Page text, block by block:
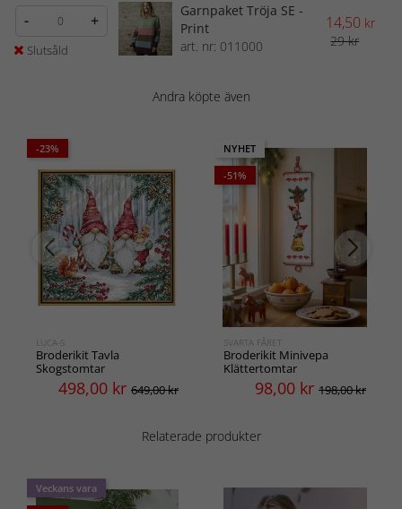
- +
Slutsåld
Garnpaket Tröja SE -
Print
art. nr: 011000
14,50 kr
29 kr
Andra köpte även
-23%
LUCA-S
Broderikit Tavla
Skogstomtar
498,00 kr 649,00 kr
NYHET
-51%
SVARTA FÅRET
Broderikit Minivepa
Klättertomtar
98,00 kr 198,00 kr
Relaterade produkter
Veckans vara